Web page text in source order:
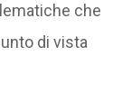
che
di vista